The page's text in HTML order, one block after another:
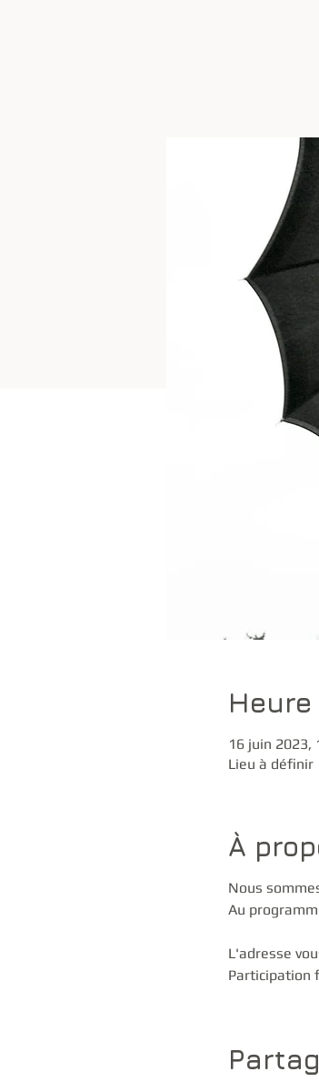
16 juin 2023,
Lieu à définir
À
Nous
Au
L'adresse
Participation